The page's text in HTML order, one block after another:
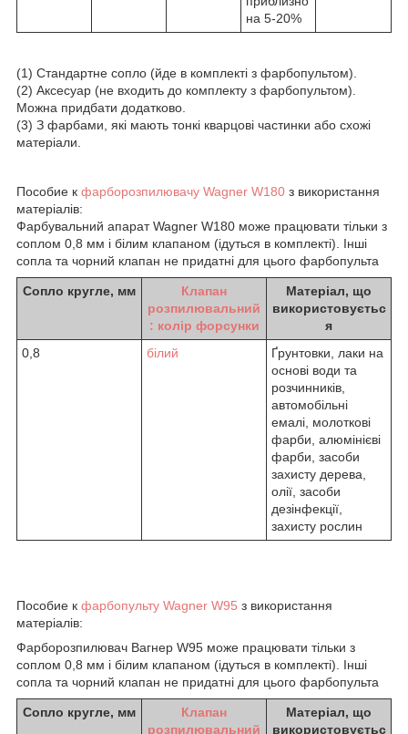
на 5-20%
(1) Стандартне сопло (йде в комплекті з фарбопультом).
(2) Аксесуар (не входить до комплекту з фарбопультом).
Можна придбати додатково.
(3) З фарбами, які мають тонкі кварцові частинки або схожі
матеріали.
Пособие к фарборозпилювачу Wagner W180 з використання
матеріалів:
Фарбувальний апарат Wagner W180 може працювати тільки з
соплом 0,8 мм і білим клапаном (ідуться в комплекті). Інші
сопла та чорний клапан не придатні для цього фарбопульта
Сопло кругле, мм
Клапан
розпилювальний
: колір форсунки
Матеріал, що
використовуєтьс
я
0,8
білий
Ґрунтовки, лаки на
основі води та
розчинників,
автомобільні
емалі, молоткові
фарби, алюмінієві
фарби, засоби
захисту дерева,
олії, засоби
дезінфекції,
захисту рослин
Пособие к фарбопульту Wagner W95 з використання
матеріалів:
Фарборозпилювач Вагнер W95 може працювати тільки з
соплом 0,8 мм і білим клапаном (ідуться в комплекті). Інші
сопла та чорний клапан не придатні для цього фарбопульта
Сопло кругле, мм
Клапан
розпилювальний
Матеріал, що
використовуєтьс